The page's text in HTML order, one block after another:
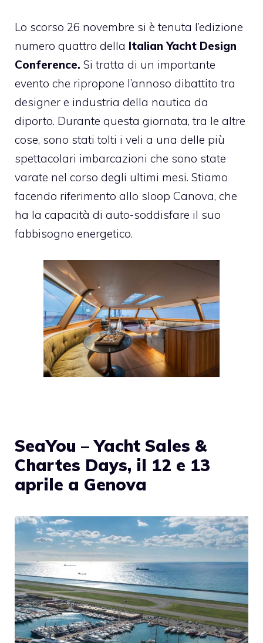
Lo scorso 26 novembre si è tenuta l’edizione
numero quattro della Italian Yacht Design
Conference. Si tratta di un importante
evento che ripropone l’annoso dibattito tra
designer e industria della nautica da
diporto. Durante questa giornata, tra le altre
cose, sono stati tolti i veli a una delle più
spettacolari imbarcazioni che sono state
varate nel corso degli ultimi mesi. Stiamo
facendo riferimento allo sloop Canova, che
ha la capacità di auto-soddisfare il suo
fabbisogno energetico.
SeaYou – Yacht Sales &
Chartes Days, il 12 e 13
aprile a Genova